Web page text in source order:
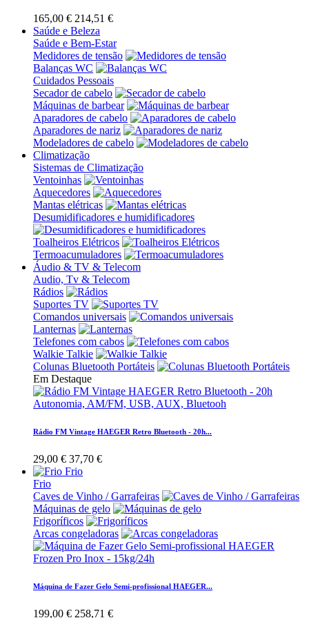
165,00 € 214,51 €
Saúde e Beleza
Saúde e Bem-Estar
Medidores de tensão
Balanças WC
Cuidados Pessoais
Secador de cabelo
Máquinas de barbear
Aparadores de cabelo
Aparadores de nariz
Modeladores de cabelo
Climatização
Sistemas de Climatização
Ventoinhas
Aquecedores
Mantas elétricas
Desumidificadores e humidificadores
Toalheiros Elétricos
Termoacumuladores
Áudio & TV & Telecom
Audio, Tv & Telecom
Rádios
Suportes TV
Comandos universais
Lanternas
Telefones com cabos
Walkie Talkie
Colunas Bluetooth Portáteis
Em Destaque
Rádio FM Vintage HAEGER Retro Bluetooth - 20h...
29,00 € 37,70 €
Frio
Frio
Caves de Vinho / Garrafeiras
Máquinas de gelo
Frigoríficos
Arcas congeladoras
Máquina de Fazer Gelo Semi-profissional HAEGER...
199,00 € 258,71 €